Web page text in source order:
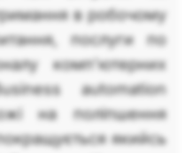
в робочому
послуги по
комп'ютерних
automation
на поліпшення
якийсь